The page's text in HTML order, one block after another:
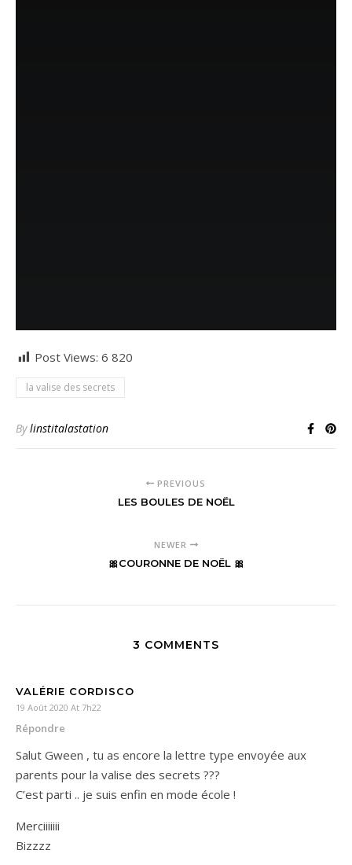
Post Views: 6 820
la valise des secrets
Bylinstitalastation
PREVIOUS
LES BOULES DE NOËL
NEWER
🎀COURONNE DE NOËL 🎀
3 COMMENTS
VALÉRIE CORDISCO
19 Août 2020 At 7h22
Répondre
Salut Gween , tu as encore la lettre type envoyée aux
parents pour la valise des secrets ???
C’est parti .. je suis enfin en mode école !
Merciiiiiii
Bizzzz